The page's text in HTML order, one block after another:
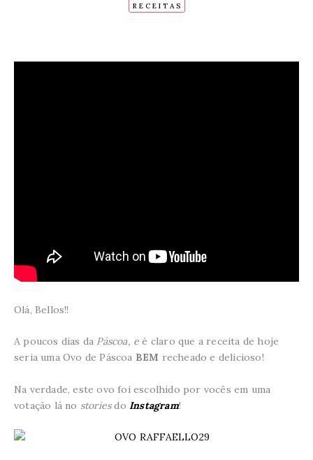
RECEITAS
Olá, Bellos!!
A poucos dias da Páscoa, eé claro que a receita de hoje
seria uma Ovo de Páscoa BEM recheado e delicioso!
Na verdade, este ovo foi escolhido por vocês em uma
votação lá no storiesdoInstagram!